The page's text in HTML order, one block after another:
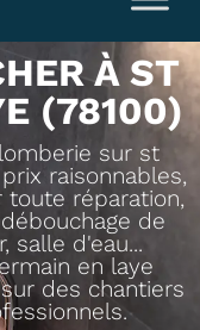
À ST
(78100)
sur st
raisonnables,
réparation,
de
salle d'eau...
en laye
des chantiers